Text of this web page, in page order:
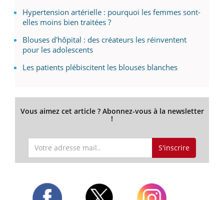
Hypertension artérielle : pourquoi les femmes sont-
elles moins bien traitées ?
Blouses d'hôpital : des créateurs les réinventent
pour les adolescents
Les patients plébiscitent les blouses blanches
Vous aimez cet article ? Abonnez-vous à la newsletter
!
S'inscrire